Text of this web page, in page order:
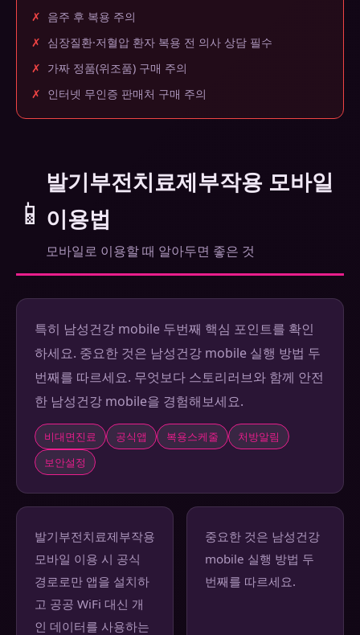
✗ 음주 후 복용 주의
✗ 심장질환·저혈압 환자 복용 전 의사 상담 필수
✗ 가짜 정품(위조품) 구매 주의
✗ 인터넷 무인증 판매처 구매 주의
📱
발기부전치료제부작용 모바일
이용법
모바일로 이용할 때 알아두면 좋은 것
특히 남성건강 mobile 두번째 핵심 포인트를 확인
하세요. 중요한 것은 남성건강 mobile 실행 방법 두
번째를 따르세요. 무엇보다 스토리러브와 함께 안전
한 남성건강 mobile을 경험해보세요.
비대면진료 공식앱 복용스케줄
처방알림
보안설정
발기부전치료제부작용
모바일 이용 시 공식
경로로만 앱을 설치하
고 공공 WiFi 대신 개
인 데이터를 사용하는
중요한 것은 남성건강
mobile 실행 방법 두
번째를 따르세요.